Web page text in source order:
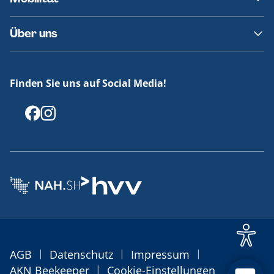
Fundsachen
Häufige Fragen
Barrierefreies Reisen
Erklärung Barrierefreiheit
Über uns
Offenlegungen
Finden Sie uns auf Social Media!
AGB | Datenschutz | Impressum |
AKN Beekeeper | Cookie-Einstellungen